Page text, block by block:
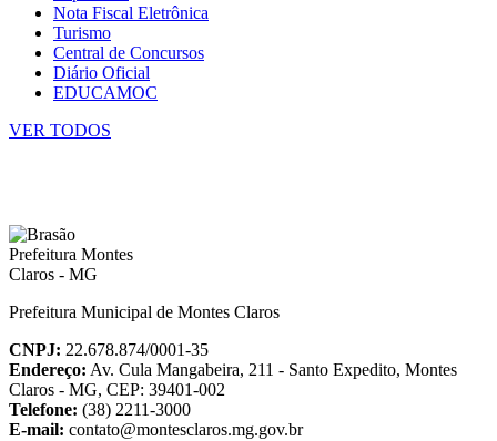
Nota Fiscal Eletrônica
Turismo
Central de Concursos
Diário Oficial
EDUCAMOC
VER TODOS
Prefeitura Municipal de Montes Claros
CNPJ: 22.678.874/0001-35
Endereço: Av. Cula Mangabeira, 211 - Santo Expedito, Montes
Claros - MG, CEP: 39401-002
Telefone: (38) 2211-3000
E-mail: contato@montesclaros.mg.gov.br